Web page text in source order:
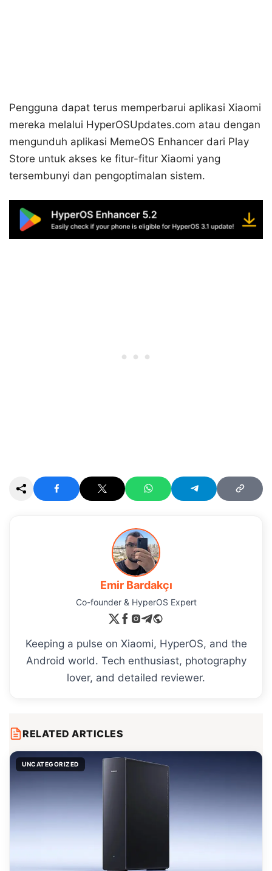
Pengguna dapat terus memperbarui aplikasi Xiaomi
mereka melalui HyperOSUpdates.com atau dengan
mengunduh aplikasi MemeOS Enhancer dari Play
Store untuk akses ke fitur-fitur Xiaomi yang
tersembunyi dan pengoptimalan sistem.
Emir Bardakçı
Co-founder & HyperOS Expert
Keeping a pulse on Xiaomi, HyperOS, and the
Android world. Tech enthusiast, photography
lover, and detailed reviewer.
RELATED ARTICLES
UNCATEGORIZED